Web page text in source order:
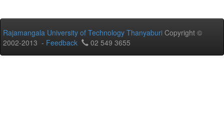
Rajamangala University of Technology Thanyaburi Copyright ©
2002-2013 - Feedback 02 549 3655